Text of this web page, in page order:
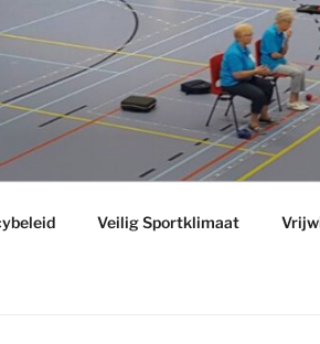
Veilig Sportklimaat